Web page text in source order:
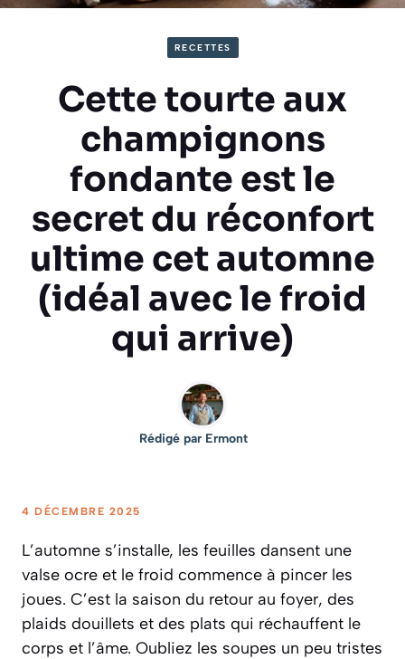
RECETTES
Cette tourte aux
champignons
fondante est le
secret du réconfort
ultime cet automne
(idéal avec le froid
qui arrive)
Rédigé par Ermont
4 DÉCEMBRE 2025
L’automne s’installe, les feuilles dansent une
valse ocre et le froid commence à pincer les
joues. C’est la saison du retour au foyer, des
plaids douillets et des plats qui réchauffent le
corps et l’âme. Oubliez les soupes un peu tristes